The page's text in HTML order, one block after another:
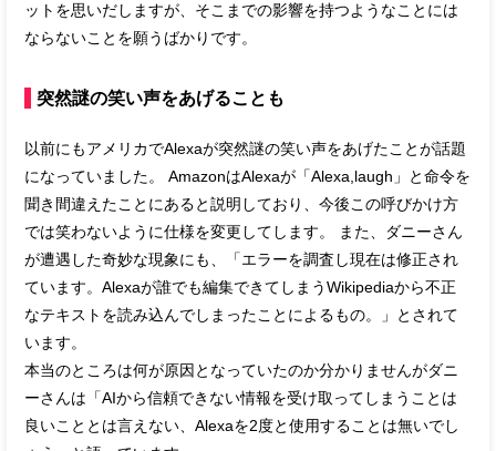
ットを思いだしますが、そこまでの影響を持つようなことには
ならないことを願うばかりです。
突然謎の笑い声をあげることも
以前にもアメリカでAlexaが突然謎の笑い声をあげたことが話題
になっていました。 AmazonはAlexaが「Alexa,laugh」と命令を
聞き間違えたことにあると説明しており、今後この呼びかけ方
では笑わないように仕様を変更してします。 また、ダニーさん
が遭遇した奇妙な現象にも、「エラーを調査し現在は修正され
ています。Alexaが誰でも編集できてしまうWikipediaから不正
なテキストを読み込んでしまったことによるもの。」とされて
います。
本当のところは何が原因となっていたのか分かりませんがダニ
ーさんは「AIから信頼できない情報を受け取ってしまうことは
良いこととは言えない、Alexaを2度と使用することは無いでし